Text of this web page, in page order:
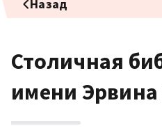
Назад
Столичная
имени Эрвина